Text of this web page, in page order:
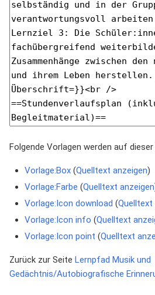
Folgende Vorlagen werden auf
Vorlage:Box(Quelltext anzeigen)
Vorlage:Farbe (Quelltext anzeigen
Vorlage:Icon download (Quelltext
Vorlage:Icon info (Quelltext
Vorlage:Icon point (Quelltext
Zurück zur Seite Lernpfad Musik und
Gedächtnis/Autobiografische